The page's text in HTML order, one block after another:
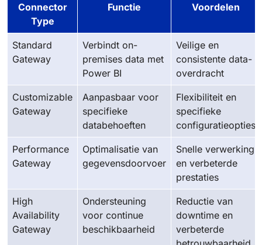
Connector
Type
Functie Voordelen
Standard
Gateway
Verbindt on-
premises data met
Power BI
Veilige en
consistente data-
overdracht
Customizable
Gateway
Aanpasbaar voor
specifieke
databehoeften
Flexibiliteit en
specifieke
configuratieopties
Performance
Gateway
Optimalisatie van
gegevensdoorvoer
Snelle verwerking
en verbeterde
prestaties
High
Availability
Gateway
Ondersteuning
voor continue
beschikbaarheid
Reductie van
downtime en
verbeterde